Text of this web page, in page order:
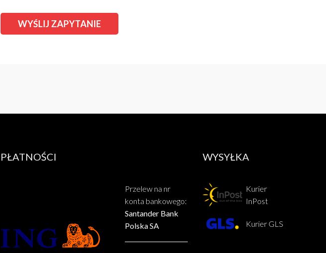
PŁATNOŚCI
Przelew na nr
konta bankowego:
Santander Bank
Polska SA
WYSYŁKA
Kurier
InPost
Kurier GLS